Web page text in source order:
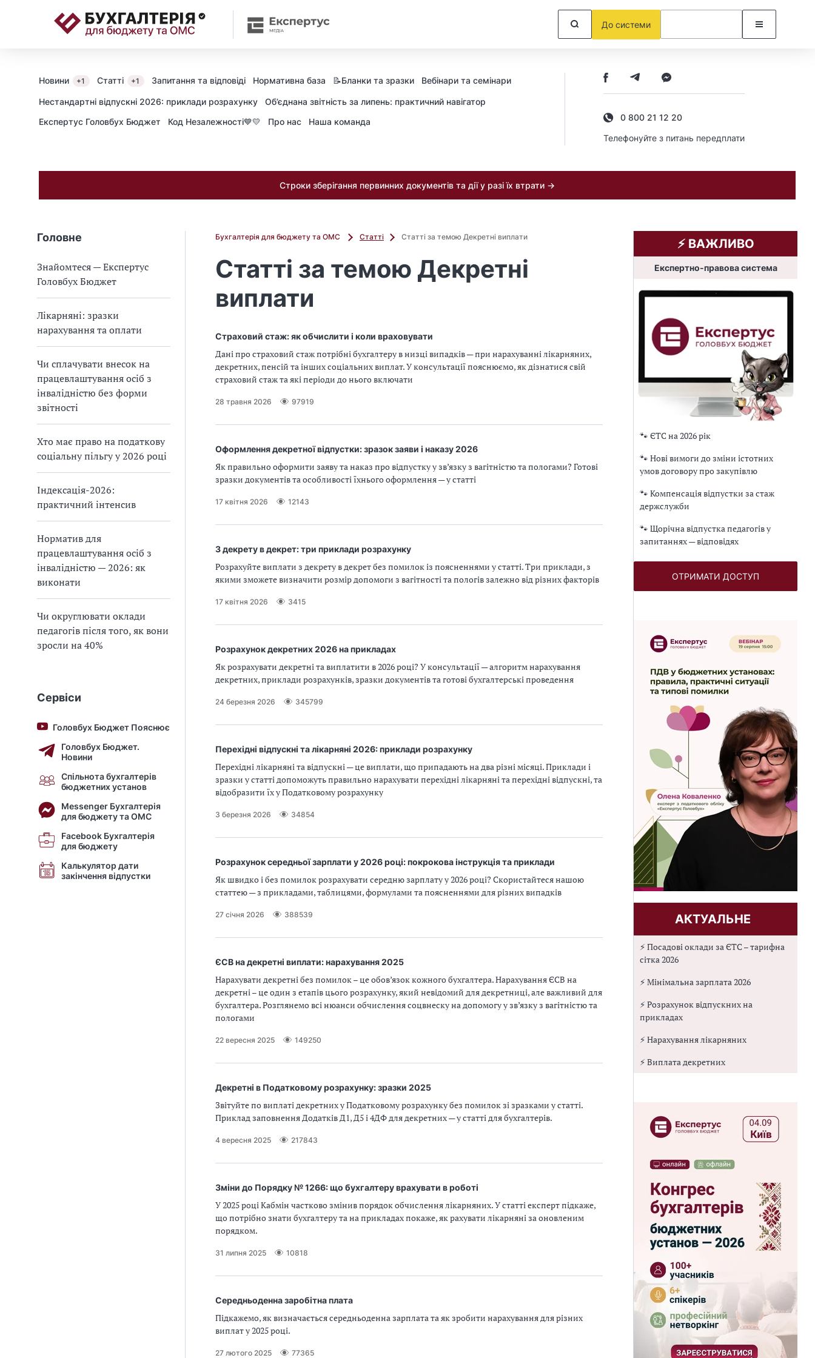
До системи
Новини +1 Статті +1 Запитання та відповіді Нормативна база 📝Бланки та зразки Вебінари та семінари
Нестандартні відпускні 2026: приклади розрахунку
Об’єднана звітність за липень: практичний навігатор
Експертус Головбух Бюджет
Код Незалежності💙💛 Про нас Наша команда
0 800 21 12 20
Телефонуйте з питань передплати
Строки зберігання первинних документів та дії у разі їх втрати →
Головне
Знайомтеся — Експертус
Головбух Бюджет
Лікарняні: зразки
нарахування та оплати
Чи сплачувати внесок на
працевлаштування осіб з
інвалідністю без форми
звітності
Хто має право на податкову
соціальну пільгу у 2026 році
Індексація-2026:
практичний інтенсив
Норматив для
працевлаштування осіб з
інвалідністю — 2026: як
виконати
Чи округлювати оклади
педагогів після того, як вони
зросли на 40%
Сервіси
Головбух Бюджет Пояснює
Головбух Бюджет.
Новини
Спільнота бухгалтерів
бюджетних установ
Messenger Бухгалтерія
для бюджету та ОМС
Facebook Бухгалтерія
для бюджету
Калькулятор дати
закінчення відпустки
Бухгалтерія для бюджету та ОМС Статті Статті за темою Декретні виплати
Статті за темою Декретні
виплати
Страховий стаж: як обчислити і коли враховувати
Дані про страховий стаж потрібні бухгалтеру в низці випадків — при нарахуванні лікарняних,
декретних, пенсій та інших соціальних виплат. У консультації пояснюємо, як дізнатися свій
страховий стаж та які періоди до нього включати
28 травня 2026 97919
Оформлення декретної відпустки: зразок заяви і наказу 2026
Як правильно оформити заяву та наказ про відпустку у зв’язку з вагітністю та пологами? Готові
зразки документів та особливості їхнього оформлення — у статті
17 квітня 2026 12143
З декрету в декрет: три приклади розрахунку
Розрахуйте виплати з декрету в декрет без помилок із поясненнями у статті. Три приклади, з
якими зможете визначити розмір допомоги з вагітності та пологів залежно від різних факторів
17 квітня 2026 3415
Розрахунок декретних 2026 на прикладах
Як розрахувати декретні та виплатити в 2026 році? У консультації — алгоритм нарахування
декретних, приклади розрахунків, зразки документів та готові бухгалтерські проведення
24 березня 2026 345799
Перехідні відпускні та лікарняні 2026: приклади розрахунку
Перехідні лікарняні та відпускні — це виплати, що припадають на два різні місяці. Приклади і
зразки у статті допоможуть правильно нарахувати перехідні лікарняні та перехідні відпускні, та
відобразити їх у Податковому розрахунку
3 березня 2026 34854
Розрахунок середньої зарплати у 2026 році: покрокова інструкція та приклади
Як швидко і без помилок розрахувати середню зарплату у 2026 році? Скористайтеся нашою
статтею — з прикладами, таблицями, формулами та поясненнями для різних випадків
27 січня 2026 388539
ЄСВ на декретні виплати: нарахування 2025
Нарахувати декретні без помилок – це обов’язок кожного бухгалтера. Нарахування ЄСВ на
декретні – це один з етапів цього розрахунку, який невідомий для декретниці, але важливий для
бухгалтера. Розглянемо всі нюанси обчислення соцвнеску на допомогу у зв’язку з вагітністю та
пологами
22 вересня 2025 149250
Декретні в Податковому розрахунку: зразки 2025
Звітуйте по виплаті декретних у Податковому розрахунку без помилок зі зразками у статті.
Приклад заповнення Додатків Д1, Д5 і 4ДФ для декретних — у статті для бухгалтерів.
4 вересня 2025 217843
Зміни до Порядку № 1266: що бухгалтеру врахувати в роботі
У 2025 році Кабмін частково змінив порядок обчислення лікарняних. У статті експерт підкаже,
що потрібно знати бухгалтеру та на прикладах покаже, як рахувати лікарняні за оновленим
порядком.
31 липня 2025 10818
Середньоденна заробітна плата
Підкажемо, як визначається середньоденна зарплата та як зробити нарахування для різних
виплат у 2025 році.
27 лютого 2025 77365
⚡️ ВАЖЛИВО
Експертно-правова система
🐾 ЄТС на 2026 рік
🐾 Нові вимоги до зміни істотних
умов договору про закупівлю
🐾 Компенсація відпустки за стаж
держслужби
🐾 Щорічна відпустка педагогів у
запитаннях — відповідях
ОТРИМАТИ ДОСТУП
АКТУАЛЬНЕ
⚡ Посадові оклади за ЄТС – тарифна
сітка 2026
⚡ Мінімальна зарплата 2026
⚡ Розрахунок відпускних на
прикладах
⚡ Нарахування лікарняних
⚡ Виплата декретних